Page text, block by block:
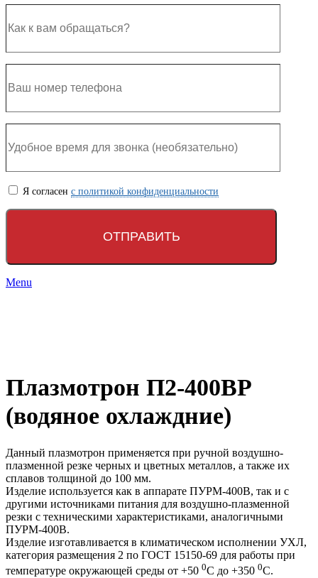
Я согласен с политикой конфиденциальности
Menu
Плазмотрон П2-400ВР
(водяное охлаждние)
Данный плазмотрон применяется при ручной воздушно-
плазменной резке черных и цветных металлов, а также их
сплавов толщиной до 100 мм.
Изделие используется как в аппарате ПУРМ-400В, так и с
другими источниками питания для воздушно-плазменной
резки с техническими характеристиками, аналогичными
ПУРМ-400В.
Изделие изготавливается в климатическом исполнении УХЛ,
категория размещения 2 по ГОСТ 15150-69 для работы при
температуре окружающей среды от +50 0С до +350 0С.